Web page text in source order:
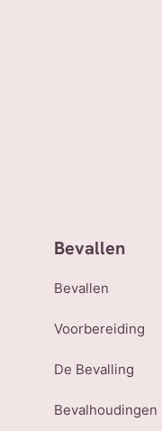
Bevallen
Bevallen
Voorbereiding
De Bevalling
Bevalhoudingen